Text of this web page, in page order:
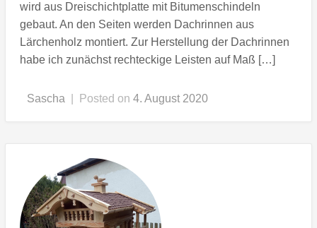
wird aus Dreischichtplatte mit Bitumenschindeln
gebaut. An den Seiten werden Dachrinnen aus
Lärchenholz montiert. Zur Herstellung der Dachrinnen
habe ich zunächst rechteckige Leisten auf Maß […]
Sascha Posted on 4. August 2020